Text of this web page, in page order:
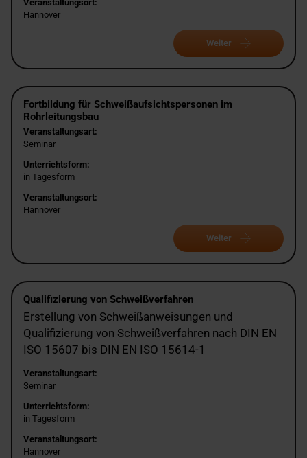
Veranstaltungsort:
Hannover
Weiter
Fortbildung für Schweißaufsichtspersonen im
Rohrleitungsbau
Veranstaltungsart:
Seminar
Unterrichtsform:
in Tagesform
Veranstaltungsort:
Hannover
Weiter
Qualifizierung von Schweißverfahren
Erstellung von Schweißanweisungen und
Qualifizierung von Schweißverfahren nach DIN EN
ISO 15607 bis DIN EN ISO 15614-1
Veranstaltungsart:
Seminar
Unterrichtsform:
in Tagesform
Veranstaltungsort:
Hannover